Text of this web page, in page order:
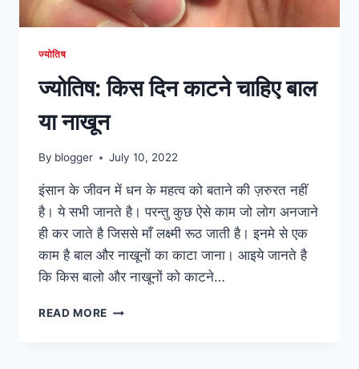
ज्योतिष
ज्योतिष: किस दिन काटने चाहिए बाल
या नाखून
By blogger July 10, 2022
इंसान के जीवन में धन के महत्व को बताने की ज़रुरत नहीं
है। ये सभी जानते है। परन्तु कुछ ऐसे काम जो लोग अनजाने
ही कर जाते है जिससे माँ लक्ष्मी रूठ जाती है। इनमे से एक
काम है बाल और नाखूनों का काटा जाना। आइये जानते है
कि किस बालो और नाखूनों को काटने…
READ MORE ज्योतिष: